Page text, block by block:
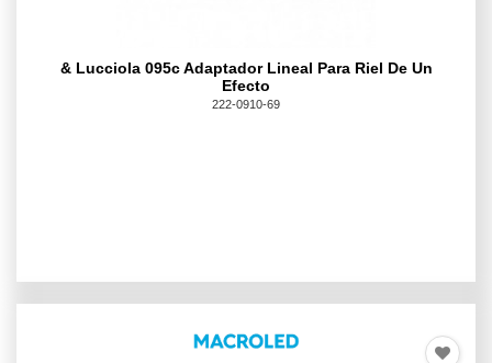
& Lucciola 095c Adaptador Lineal Para Riel De Un
Efecto
222-0910-69